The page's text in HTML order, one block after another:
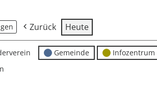
Zurück Heute
Gemeinde Infozentrum